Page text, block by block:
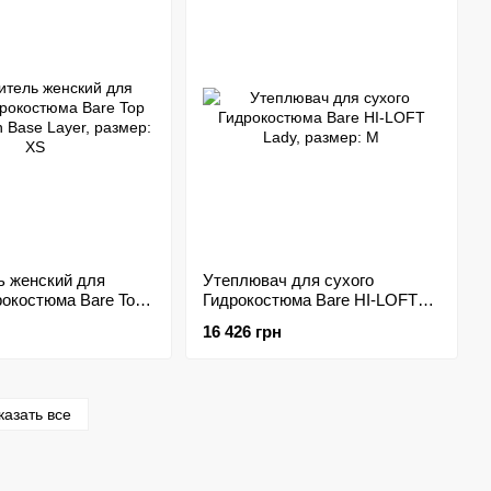
женский для
Bare Top
Утеплювач для сухого
Гидрокостюма Bare HI-LOFT
16 426 грн
все